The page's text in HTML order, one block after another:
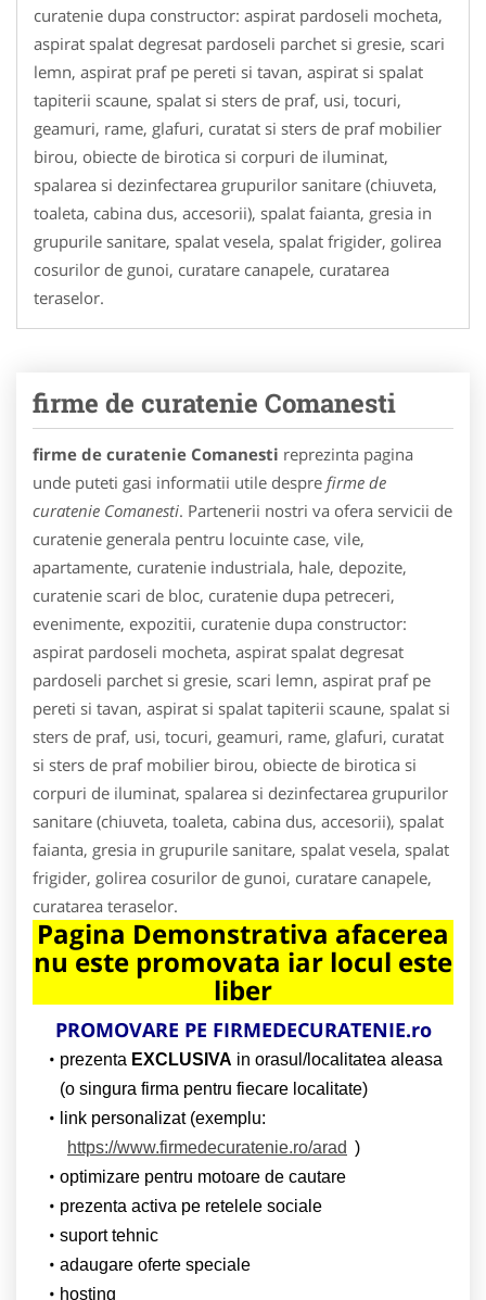
curatenie dupa constructor: aspirat pardoseli mocheta,
aspirat spalat degresat pardoseli parchet si gresie, scari
lemn, aspirat praf pe pereti si tavan, aspirat si spalat
tapiterii scaune, spalat si sters de praf, usi, tocuri,
geamuri, rame, glafuri, curatat si sters de praf mobilier
birou, obiecte de birotica si corpuri de iluminat,
spalarea si dezinfectarea grupurilor sanitare (chiuveta,
toaleta, cabina dus, accesorii), spalat faianta, gresia in
grupurile sanitare, spalat vesela, spalat frigider, golirea
cosurilor de gunoi, curatare canapele, curatarea
teraselor.
firme de curatenie Comanesti
firme de curatenie Comanesti reprezinta pagina
unde puteti gasi informatii utile despre firme de
curatenie Comanesti. Partenerii nostri va ofera servicii de
curatenie generala pentru locuinte case, vile,
apartamente, curatenie industriala, hale, depozite,
curatenie scari de bloc, curatenie dupa petreceri,
evenimente, expozitii, curatenie dupa constructor:
aspirat pardoseli mocheta, aspirat spalat degresat
pardoseli parchet si gresie, scari lemn, aspirat praf pe
pereti si tavan, aspirat si spalat tapiterii scaune, spalat si
sters de praf, usi, tocuri, geamuri, rame, glafuri, curatat
si sters de praf mobilier birou, obiecte de birotica si
corpuri de iluminat, spalarea si dezinfectarea grupurilor
sanitare (chiuveta, toaleta, cabina dus, accesorii), spalat
faianta, gresia in grupurile sanitare, spalat vesela, spalat
frigider, golirea cosurilor de gunoi, curatare canapele,
curatarea teraselor.
Pagina Demonstrativa afacerea
nu este promovata iar locul este
liber
PROMOVARE PE FIRMEDECURATENIE.ro
prezenta EXCLUSIVA in orasul/localitatea aleasa
(o singura firma pentru fiecare localitate)
link personalizat (exemplu:
https://www.firmedecuratenie.ro/arad )
optimizare pentru motoare de cautare
prezenta activa pe retelele sociale
suport tehnic
adaugare oferte speciale
hosting